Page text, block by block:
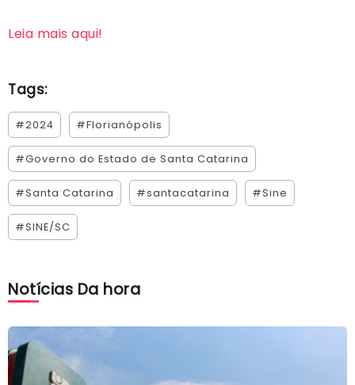
Leia mais aqui!
Tags:
#2024 #Florianópolis
#Governo do Estado de Santa Catarina
#Santa Catarina #santacatarina #Sine
#SINE/SC
Notícias Da hora